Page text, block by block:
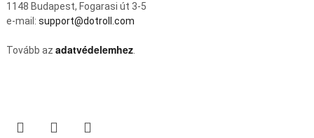
1148 Budapest, Fogarasi út 3-5
e-mail: support@dotroll.com
Tovább az adatvédelemhez.